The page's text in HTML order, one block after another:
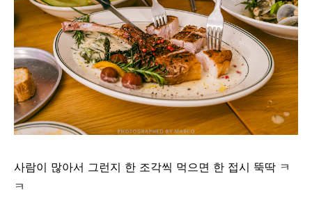
사람이 많아서 그런지 한 조각씩 먹으면 한 접시 뚝딱 ㅋ
ㅋ